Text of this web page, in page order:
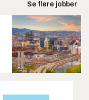
Se flere jobber